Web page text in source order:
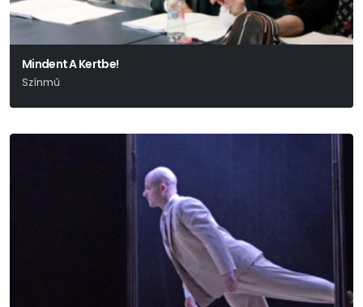
Mindent A Kertbe!
Színmű